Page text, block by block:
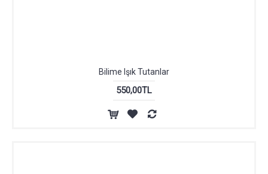
Bilime Işık Tutanlar
550,00TL